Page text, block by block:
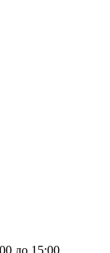
до 15:00,